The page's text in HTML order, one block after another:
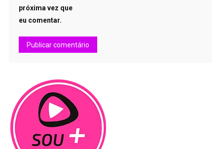
próxima vez que
eu comentar.